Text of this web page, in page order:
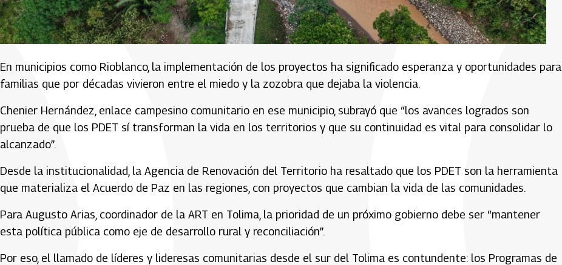
En municipios como Rioblanco, la implementación de los proyectos ha significado esperanza y oportunidades para
familias que por décadas vivieron entre el miedo y la zozobra que dejaba la violencia.
Chenier Hernández, enlace campesino comunitario en ese municipio, subrayó que “los avances logrados son
prueba de que los PDET sí transforman la vida en los territorios y que su continuidad es vital para consolidar lo
alcanzado”.
Desde la institucionalidad, la Agencia de Renovación del Territorio ha resaltado que los PDET son la herramienta
que materializa el Acuerdo de Paz en las regiones, con proyectos que cambian la vida de las comunidades.
Para Augusto Arias, coordinador de la ART en Tolima, la prioridad de un próximo gobierno debe ser “mantener
esta política pública como eje de desarrollo rural y reconciliación”.
Por eso, el llamado de líderes y lideresas comunitarias desde el sur del Tolima es contundente: los Programas de